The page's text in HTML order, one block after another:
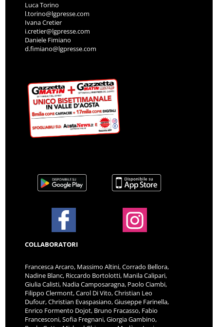
Luca Torino
l.torino@lgpresse.com
Ivana Cretier
i.cretier@lgpresse.com
Daniele Fimiano
d.fimiano@lgpresse.com
COLLABORATORI
Francesca Arcaro, Massimo Altini, Corrado Bellora,
Nadine Blanc, Riccardo Bortolotti, Manila Calipari,
Giulia Calisti, Nadia Camposaragna, Paolo Ciambi,
Filippo Clermont, Carol Di Vito, Christian Leo
Dufour, Christian Evaspasiano, Giuseppe Farinella,
Enrico Formento Dojot, Bruno Fracasso, Fabio
Francesconi, Sofia Fregnani, Giorgia Gambino,